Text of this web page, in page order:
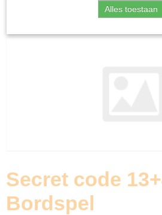
Secret code
Bordspel
Alles toestaan